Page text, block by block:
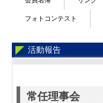
フォトコンテスト
活動報告
常任理事会